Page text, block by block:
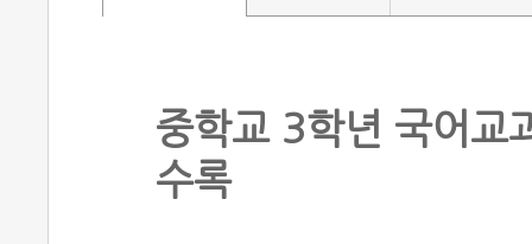
중학교 3학년 국어교
수록